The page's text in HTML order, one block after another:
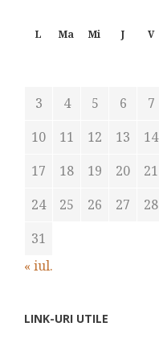
L Ma Mi J V
3
4 5 6 7
10
11 12 13 14
17
18 19 20 21
24
25 26 27 28
31
« iul.
LINK-URI UTILE